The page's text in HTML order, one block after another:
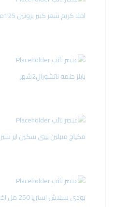
املا كريم شعر كبير بروتين 125مل
بابلز حلمه ناتشورال2شهر
مكياج ميبلين بيبى سكين اير سير
بودى سبلاش استريا 250 مل اخضر PIXIE DUST